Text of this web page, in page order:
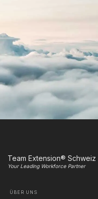
Team Extension® Schweiz
Your Leading Workforce Partner
ÜBER UNS